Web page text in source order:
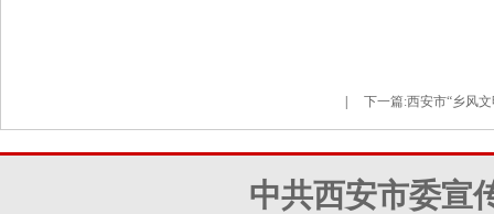
下一篇:西安市“乡风
中共西安市委宣